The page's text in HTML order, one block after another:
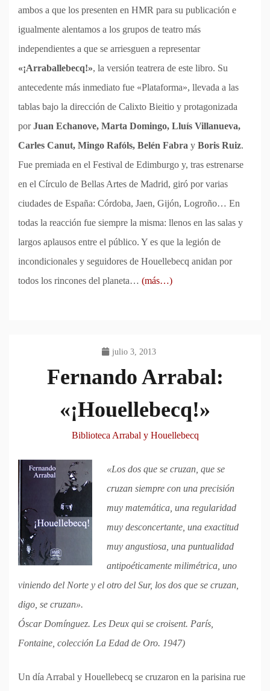
ambos a que los presenten en HMR para su publicación e
igualmente alentamos a los grupos de teatro más
independientes a que se arriesguen a representar
«¡Arraballebecq!», la versión teatrera de este libro. Su
antecedente más inmediato fue «Plataforma», llevada a las
tablas bajo la dirección de Calixto Bieitio y protagonizada
porJuan Echanove, Marta Domingo, Lluís Villanueva,
Carles Canut, Mingo Rafóls, Belén Fabra y Boris Ruiz.
Fue premiada en el Festival de Edimburgo y, tras estrenarse
en el Círculo de Bellas Artes de Madrid, giró por varias
ciudades de España: Córdoba, Jaen, Gijón, Logroño… En
todas la reacción fue siempre la misma: llenos en las salas y
largos aplausos entre el público. Y es que la legión de
incondicionales y seguidores de Houellebecq anidan por
todos los rincones del planeta… (más…)
julio 3, 2013
Fernando Arrabal:
«¡Houellebecq!»
Biblioteca Arrabal y Houellebecq
«Los dos que se cruzan, que se
cruzan siempre con una precisión
muy matemática, una regularidad
muy desconcertante, una exactitud
muy angustiosa, una puntualidad
antipoéticamente milimétrica, uno
viniendo del Norte y el otro del Sur, los dos que se cruzan,
digo, se cruzan».
Óscar Domínguez. Les Deux qui se croisent. París,
Fontaine, colección La Edad de Oro. 1947)
Un día Arrabal y Houellebecq se cruzaron en la parisina rue